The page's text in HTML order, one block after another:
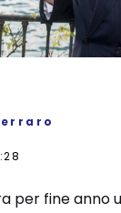
per fine anno